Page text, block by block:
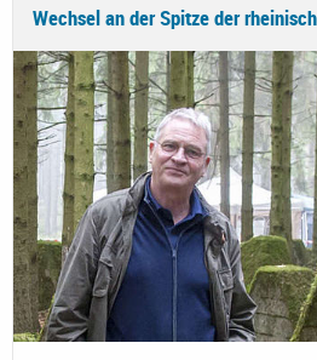
Wechsel an der Spitze der